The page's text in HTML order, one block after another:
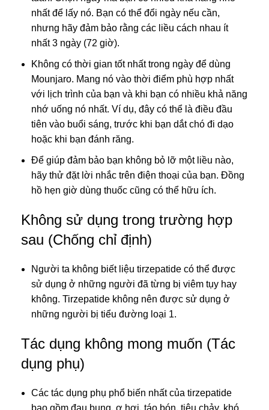
nhất để lấy nó. Bạn có thể đổi ngày nếu cần,
nhưng hãy đảm bảo rằng các liều cách nhau ít
nhất 3 ngày (72 giờ).
Không có thời gian tốt nhất trong ngày để dùng
Mounjaro. Mang nó vào thời điểm phù hợp nhất
với lịch trình của bạn và khi bạn có nhiều khả năng
nhớ uống nó nhất. Ví dụ, đây có thể là điều đầu
tiên vào buổi sáng, trước khi bạn dắt chó đi dạo
hoặc khi bạn đánh răng.
Để giúp đảm bảo bạn không bỏ lỡ một liều nào,
hãy thử đặt lời nhắc trên điện thoại của bạn. Đồng
hồ hẹn giờ dùng thuốc cũng có thể hữu ích.
Không sử dụng trong trường hợp
sau (Chống chỉ định)
Người ta không biết liệu tirzepatide có thể được
sử dụng ở những người đã từng bị viêm tụy hay
không. Tirzepatide không nên được sử dụng ở
những người bị tiểu đường loại 1.
Tác dụng không mong muốn (Tác
dụng phụ)
Các tác dụng phụ phổ biến nhất của tirzepatide
bao gồm đau bụng, ợ hơi, táo bón, tiêu chảy, khó